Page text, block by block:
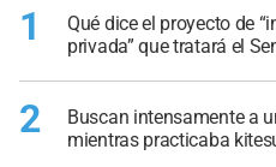
1
Qué dice el proyecto de
privada” que tratará el
2
Buscan intensamente a
mientras practicaba